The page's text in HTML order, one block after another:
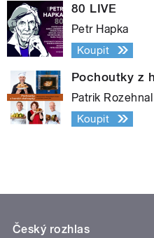
80 LIVE
Petr Hapka
Koupit
Pochoutky z
Patrik Rozehnal
Koupit
Český rozhlas